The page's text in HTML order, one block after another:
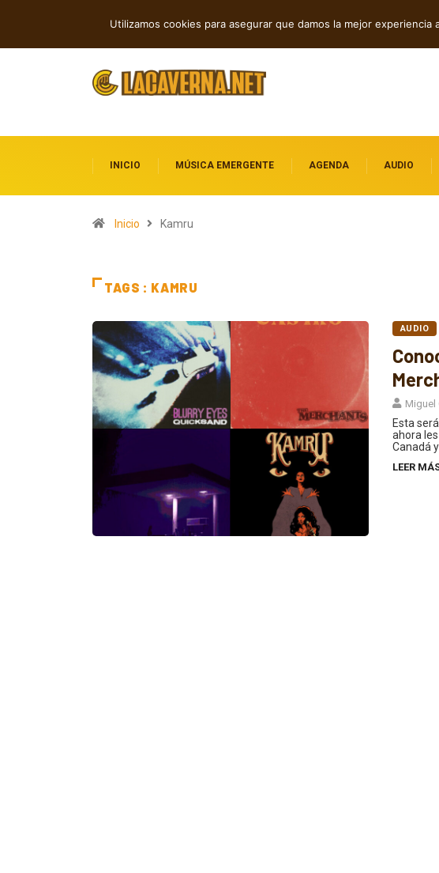
INICIO MÚSICA EMERGENTE AGENDA AUDIO
Inicio Kamru
TAGS : KAMRU
AUDIO
Miguel
Esta
ahora
Canadá
LEER
Utilizamos cookies para asegurar que damos la mejor